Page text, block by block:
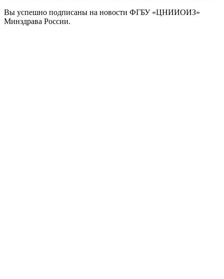
Вы успешно подписаны на новости ФГБУ «ЦНИИОИЗ»
Минздрава России.